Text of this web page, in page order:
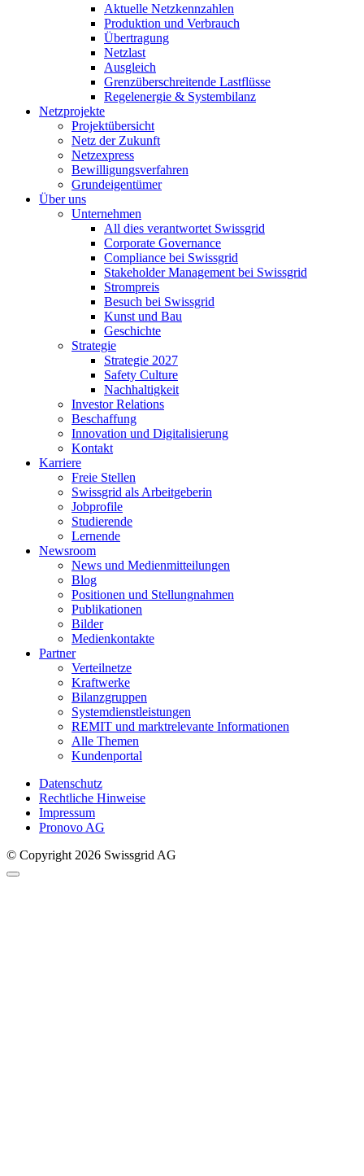
Aktuelle Netzkennzahlen
Produktion und Verbrauch
Übertragung
Netzlast
Ausgleich
Grenzüberschreitende Lastflüsse
Regelenergie & Systembilanz
Netzprojekte
Projektübersicht
Netz der Zukunft
Netzexpress
Bewilligungsverfahren
Grundeigentümer
Über uns
Unternehmen
All dies verantwortet Swissgrid
Corporate Governance
Compliance bei Swissgrid
Stakeholder Management bei Swissgrid
Strompreis
Besuch bei Swissgrid
Kunst und Bau
Geschichte
Strategie
Strategie 2027
Safety Culture
Nachhaltigkeit
Investor Relations
Beschaffung
Innovation und Digitalisierung
Kontakt
Karriere
Freie Stellen
Swissgrid als Arbeitgeberin
Jobprofile
Studierende
Lernende
Newsroom
News und Medienmitteilungen
Blog
Positionen und Stellungnahmen
Publikationen
Bilder
Medienkontakte
Partner
Verteilnetze
Kraftwerke
Bilanzgruppen
Systemdienstleistungen
REMIT und marktrelevante Informationen
Alle Themen
Kundenportal
Datenschutz
Rechtliche Hinweise
Impressum
Pronovo AG
© Copyright 2026 Swissgrid AG